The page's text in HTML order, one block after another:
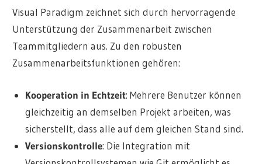
Visual Paradigm zeichnet sich durch hervorragende
Unterstützung der Zusammenarbeit zwischen
Teammitgliedern aus. Zu den robusten
Zusammenarbeitsfunktionen gehören:
Kooperation in Echtzeit: Mehrere Benutzer können
gleichzeitig an demselben Projekt arbeiten, was
sicherstellt, dass alle auf dem gleichen Stand sind.
Versionskontrolle: Die Integration mit